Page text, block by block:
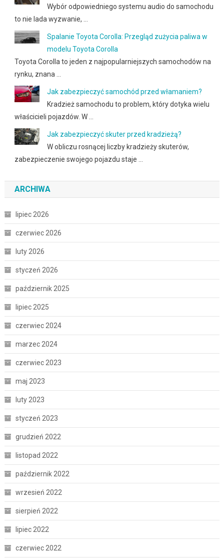
Wybór odpowiedniego systemu audio do samochodu
to nie lada wyzwanie, …
Spalanie Toyota Corolla: Przegląd zużycia paliwa w
modelu Toyota Corolla
Toyota Corolla to jeden z najpopularniejszych samochodów na
rynku, znana …
Jak zabezpieczyć samochód przed włamaniem?
Kradzież samochodu to problem, który dotyka wielu
właścicieli pojazdów. W …
Jak zabezpieczyć skuter przed kradzieżą?
W obliczu rosnącej liczby kradzieży skuterów,
zabezpieczenie swojego pojazdu staje …
ARCHIWA
lipiec 2026
czerwiec 2026
luty 2026
styczeń 2026
październik 2025
lipiec 2025
czerwiec 2024
marzec 2024
czerwiec 2023
maj 2023
luty 2023
styczeń 2023
grudzień 2022
listopad 2022
październik 2022
wrzesień 2022
sierpień 2022
lipiec 2022
czerwiec 2022